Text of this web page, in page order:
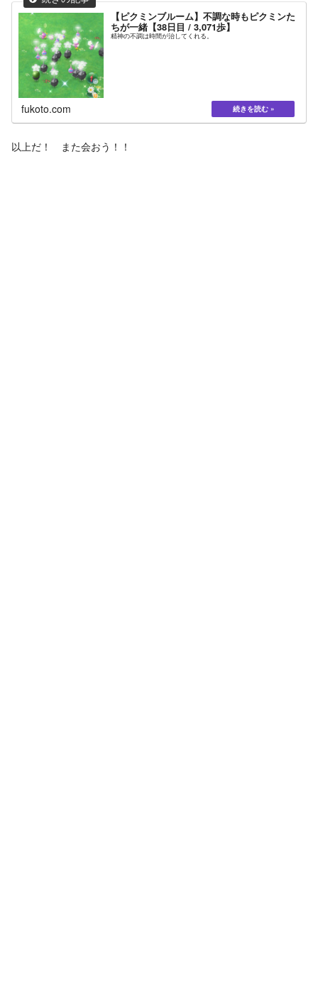
【ピクミンブルーム】不調な時もピクミンた
ちが一緒【38日目 / 3,071歩】
精神の不調は時間が治してくれる。
fukoto.com
以上だ！ また会おう！！